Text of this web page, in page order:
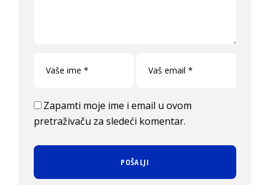
Zapamti moje ime i email u ovom
pretraživaču za sledeći komentar.